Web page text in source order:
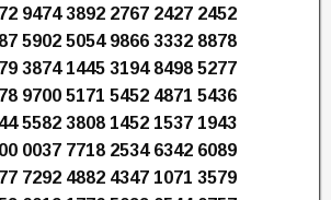
9474 3892 2767 2427 2452
5902 5054 9866 3332 8878
3874 1445 3194 8498 5277
9700 5171 5452 4871 5436
5582 3808 1452 1537 1943
0037 7718 2534 6342 6089
7292 4882 4347 1071 3579